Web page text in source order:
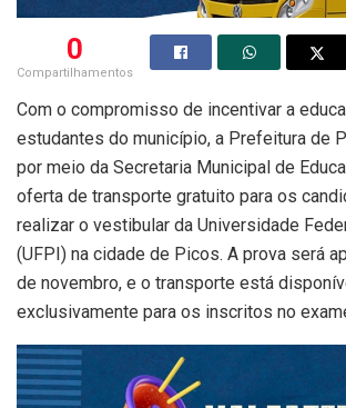
0
Compartilhamentos
Com o compromisso de incentivar a
estudantes do município, a Prefeitura de
por meio da Secretaria Municipal de
oferta de transporte gratuito para os
realizar o vestibular da Universidade
(UFPI) na cidade de Picos. A prova será
de novembro, e o transporte está
exclusivamente para os inscritos no